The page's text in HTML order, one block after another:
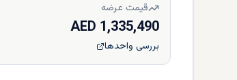
قیمت عرضه
1,335,490 AED
بررسی واحدها